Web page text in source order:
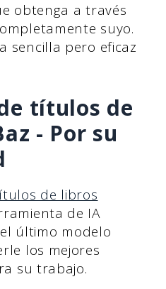
obtenga a través
suyo.
sencilla pero eficaz
títulos de
- Por su
de libros
de IA
último modelo
los mejores
su trabajo.